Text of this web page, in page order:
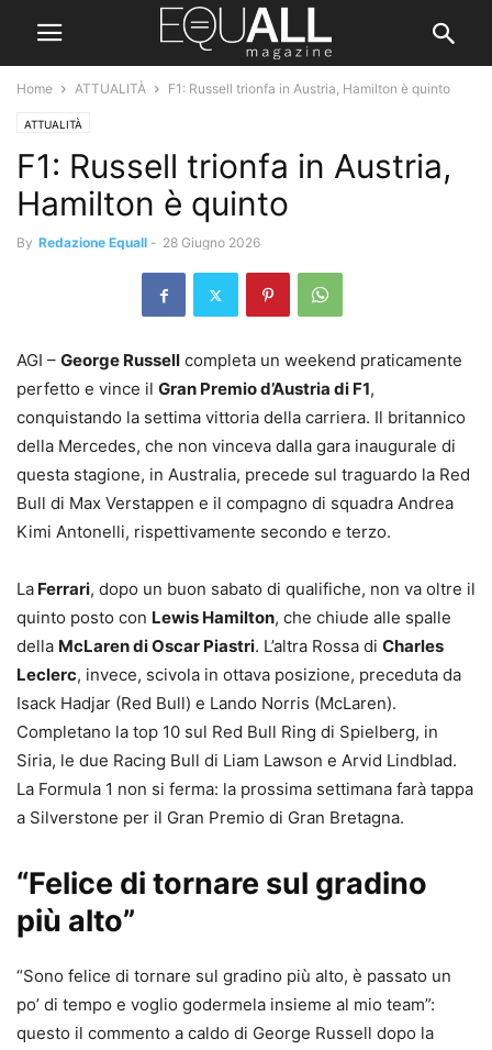
Home ATTUALITÀ F1: Russell trionfa in Austria, Hamilton è quinto
ATTUALITÀ
F1: Russell trionfa in Austria,
Hamilton è quinto
By Redazione Equall - 28 Giugno 2026
AGI – George Russell completa un weekend praticamente
perfetto e vince il Gran Premio d’Austria di F1,
conquistando la settima vittoria della carriera. Il britannico
della Mercedes, che non vinceva dalla gara inaugurale di
questa stagione, in Australia, precede sul traguardo la Red
Bull di Max Verstappen e il compagno di squadra Andrea
Kimi Antonelli, rispettivamente secondo e terzo.
La Ferrari, dopo un buon sabato di qualifiche, non va oltre il
quinto posto con Lewis Hamilton, che chiude alle spalle
della McLaren di Oscar Piastri. L’altra Rossa di Charles
Leclerc, invece, scivola in ottava posizione, preceduta da
Isack Hadjar (Red Bull) e Lando Norris (McLaren).
Completano la top 10 sul Red Bull Ring di Spielberg, in
Siria, le due Racing Bull di Liam Lawson e Arvid Lindblad.
La Formula 1 non si ferma: la prossima settimana farà tappa
a Silverstone per il Gran Premio di Gran Bretagna.
“Felice di tornare sul gradino
più alto”
“Sono felice di tornare sul gradino più alto, è passato un
po’ di tempo e voglio godermela insieme al mio team”:
questo il commento a caldo di George Russell dopo la